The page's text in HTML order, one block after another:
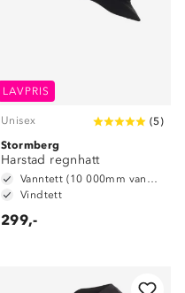
LAVPRIS
Unisex (5)
Stormberg
Harstad regnhatt
Vanntett (10 000mm vannsøyle)
Vindtett
299,-